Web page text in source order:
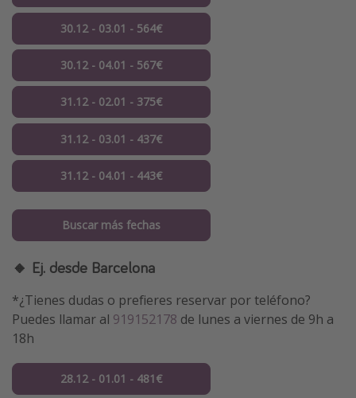
30.12 - 03.01 - 564€
30.12 - 04.01 - 567€
31.12 - 02.01 - 375€
31.12 - 03.01 - 437€
31.12 - 04.01 - 443€
Buscar más fechas
🔸 Ej. desde Barcelona
*¿Tienes dudas o prefieres reservar por teléfono?
Puedes llamar al 919152178 de lunes a viernes de 9h a
18h
28.12 - 01.01 - 481€